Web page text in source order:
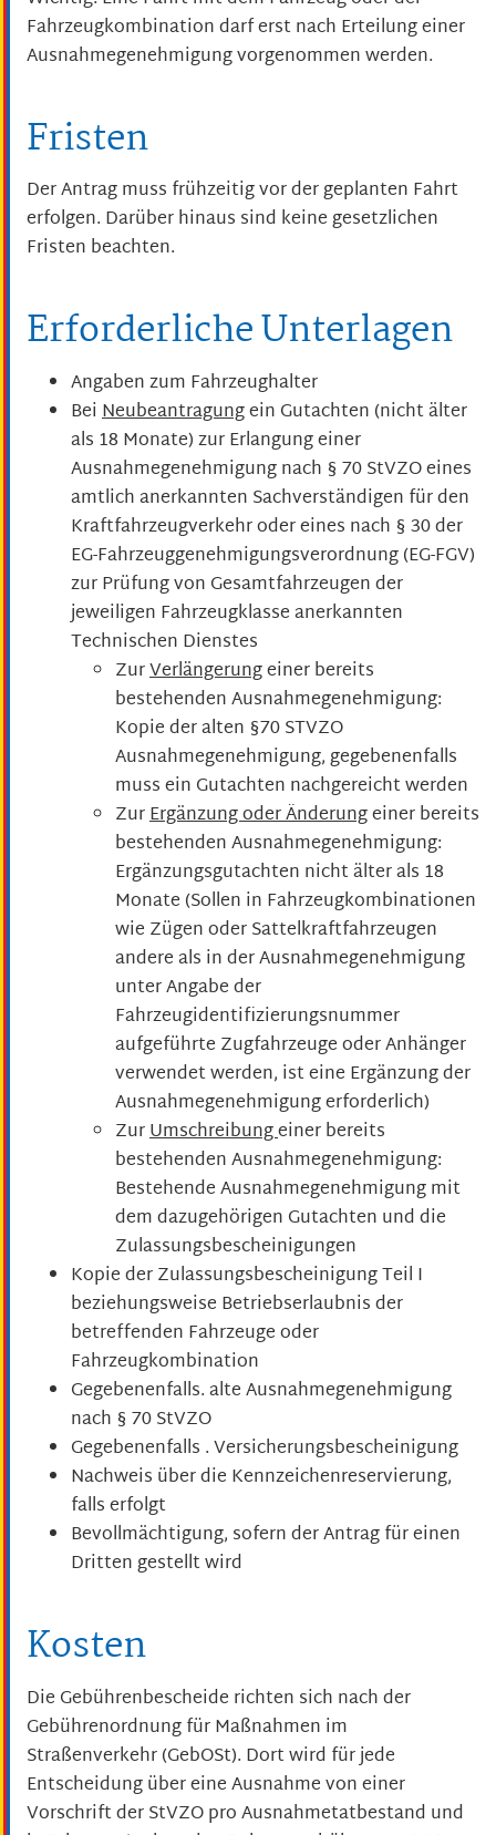
Fahrzeugkombination darf erst nach Erteilung einer
Ausnahmegenehmigung vorgenommen werden.
Fristen
Der Antrag muss frühzeitig vor der geplanten Fahrt
erfolgen. Darüber hinaus sind keine gesetzlichen
Fristen beachten.
Erforderliche Unterlagen
Angaben zum Fahrzeughalter
Bei Neubeantragungein Gutachten (nicht älter
als 18 Monate) zur Erlangung einer
Ausnahmegenehmigung nach § 70 StVZO eines
amtlich anerkannten Sachverständigen für den
Kraftfahrzeugverkehr oder eines nach § 30 der
EG-Fahrzeuggenehmigungsverordnung (EG-FGV)
zur Prüfung von Gesamtfahrzeugen der
jeweiligen Fahrzeugklasse anerkannten
Technischen Dienstes
ZurVerlängerungeiner bereits
bestehenden Ausnahmegenehmigung:
Kopie der alten §70 STVZO
Ausnahmegenehmigung, gegebenenfalls
muss ein Gutachten nachgereicht werden
ZurErgänzung oder Änderungeiner bereits
bestehenden Ausnahmegenehmigung:
Ergänzungsgutachten nicht älter als 18
Monate (Sollen in Fahrzeugkombinationen
wie Zügen oder Sattelkraftfahrzeugen
andere als in der Ausnahmegenehmigung
unter Angabe der
Fahrzeugidentifizierungsnummer
aufgeführte Zugfahrzeuge oder Anhänger
verwendet werden, ist eine Ergänzung der
Ausnahmegenehmigung erforderlich)
ZurUmschreibungeiner bereits
bestehenden Ausnahmegenehmigung:
Bestehende Ausnahmegenehmigung mit
dem dazugehörigen Gutachten und die
Zulassungsbescheinigungen
Kopie der Zulassungsbescheinigung Teil I
beziehungsweise Betriebserlaubnis der
betreffenden Fahrzeuge oder
Fahrzeugkombination
Gegebenenfalls. alte Ausnahmegenehmigung
nach § 70 StVZO
Gegebenenfalls . Versicherungsbescheinigung
Nachweis über die Kennzeichenreservierung,
falls erfolgt
Bevollmächtigung, sofern der Antrag für einen
Dritten gestellt wird
Kosten
Die Gebührenbescheide richten sich nach der
Gebührenordnung für Maßnahmen im
Straßenverkehr (GebOSt). Dort wird für jede
Entscheidung über eine Ausnahme von einer
Vorschrift der StVZO pro Ausnahmetatbestand und